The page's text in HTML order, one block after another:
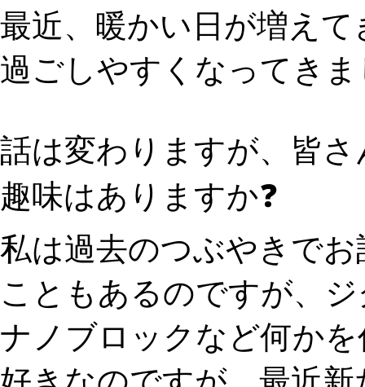
最近、暖かい日が増え
過ごしやすくなってき
話は変わりますが、皆さ
趣味はありますか❓
私は過去のつぶやきで
こともあるのですが、
ナノブロックなど何か